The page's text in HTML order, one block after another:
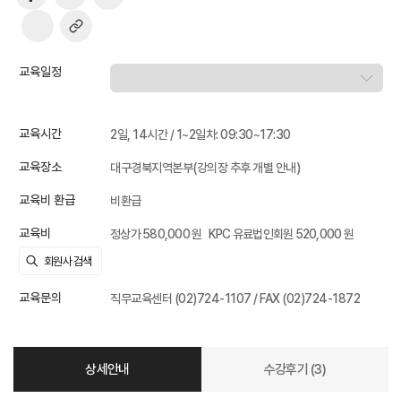
교육일정
교육시간 2일, 14시간 / 1~2일차: 09:30~17:30
교육장소 대구경북지역본부(강의장 추후 개별 안내)
교육비 환급 비환급
교육비 정상가 580,000 원 KPC 유료법인회원 520,000 원
교육문의 직무교육센터 (02)724-1107 / FAX (02)724-1872
상세안내 수강후기 (3)